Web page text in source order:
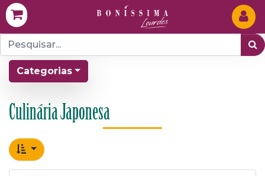
Categorias
Culinária Japonesa